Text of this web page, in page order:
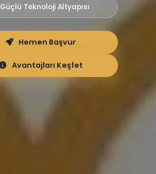
Güçlü Teknoloji Altyapısı
Hemen Başvur
Avantajları Keşfet